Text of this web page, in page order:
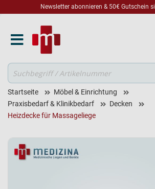
Newsletter abonnieren & 50€ Gutschein
Suche
Startseite
Möbel & Einrichtung
Praxisbedarf & Klinikbedarf
Decken
Heizdecke für Massageliege